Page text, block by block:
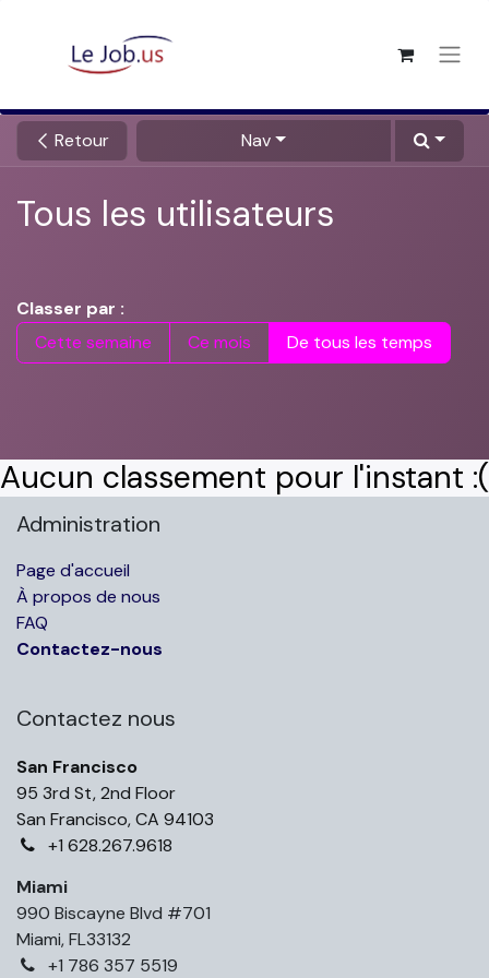
Retour Nav
Tous les utilisateurs
Classer par :
Cette semaine
Ce mois De tous les temps
Aucun classement pour l'instant :(
Administration
Page d'accueil
À propos de nous
FAQ
Contactez-nous
Contactez nous
San Francisco
95 3rd St, 2nd Floor
San Francisco, CA 94103
+1 628.267.9618
Miami
990 Biscayne Blvd #701
Miami, FL33132
+1 786 357 5519